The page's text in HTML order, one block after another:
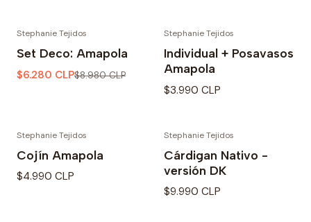
Stephanie Tejidos
Set Deco: Amapola
$6.280 CLP$8.980 CLP
Stephanie Tejidos
Individual + Posavasos
Amapola
$3.990 CLP
Stephanie Tejidos
Cojín Amapola
$4.990 CLP
Stephanie Tejidos
Cárdigan Nativo -
versión DK
$9.990 CLP